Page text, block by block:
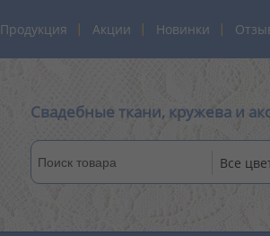
Продукция Акции Новинки
Свадебные ткани, кружева и
Все